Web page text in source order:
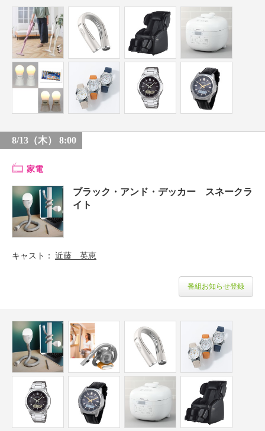
8/13（木） 8:00
家電
ブラック・アンド・デッカー スネークラ
イト
キャスト 近藤 英恵
番組お知らせ登録